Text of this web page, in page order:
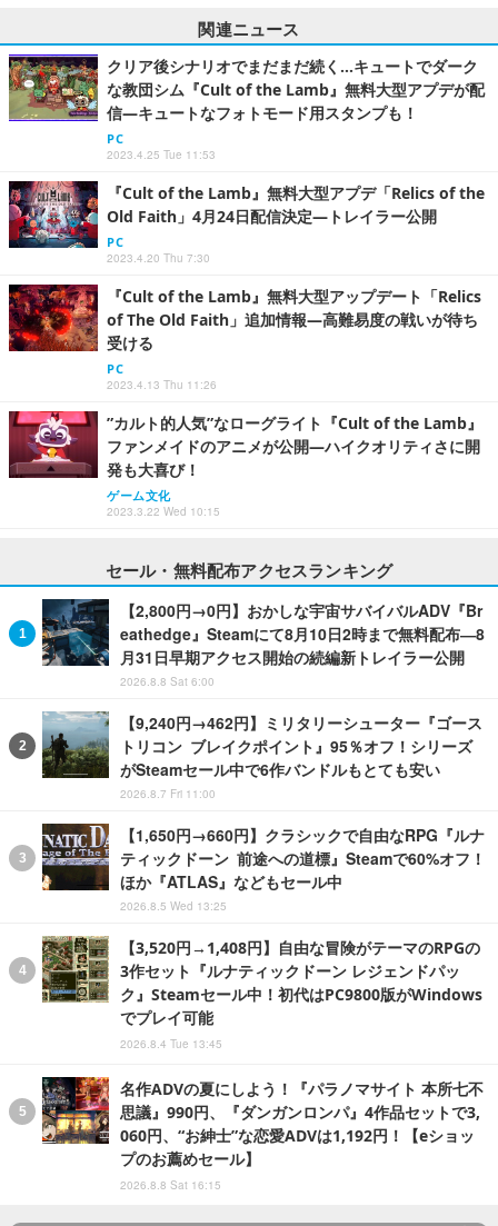
関連ニュース
クリア後シナリオでまだまだ続く…キュートでダーク
な教団シム『Cult of the Lamb』無料大型アプデが配
信―キュートなフォトモード用スタンプも！
PC
2023.4.25 Tue 11:53
『Cult of the Lamb』無料大型アプデ「Relics of the
Old Faith」4月24日配信決定―トレイラー公開
PC
2023.4.20 Thu 7:30
『Cult of the Lamb』無料大型アップデート「Relics
of The Old Faith」追加情報―高難易度の戦いが待ち
受ける
PC
2023.4.13 Thu 11:26
”カルト的人気”なローグライト『Cult of the Lamb』
ファンメイドのアニメが公開―ハイクオリティさに開
発も大喜び！
ゲーム文化
2023.3.22 Wed 10:15
セール・無料配布アクセスランキング
【2,800円→0円】おかしな宇宙サバイバルADV『Br
eathedge』Steamにて8月10日2時まで無料配布―8
月31日早期アクセス開始の続編新トレイラー公開
2026.8.8 Sat 6:00
【9,240円→462円】ミリタリーシューター『ゴース
トリコン ブレイクポイント』95％オフ！シリーズ
がSteamセール中で6作バンドルもとても安い
2026.8.7 Fri 11:00
【1,650円→660円】クラシックで自由なRPG『ルナ
ティックドーン 前途への道標』Steamで60%オフ！
ほか『ATLAS』などもセール中
2026.8.5 Wed 13:25
【3,520円→1,408円】自由な冒険がテーマのRPGの
3作セット『ルナティックドーン レジェンドパッ
ク』Steamセール中！初代はPC9800版がWindows
でプレイ可能
2026.8.4 Tue 13:45
名作ADVの夏にしよう！『パラノマサイト 本所七不
思議』990円、『ダンガンロンパ』4作品セットで3,
060円、“お紳士”な恋愛ADVは1,192円！【eショッ
プのお薦めセール】
2026.8.8 Sat 16:15